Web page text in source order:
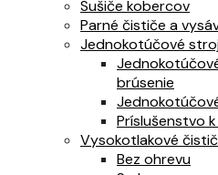
Sušiče kobercov
Parné čističe a
Jednokotúčové
brúsenie
Príslušenstvo
Vysokotlakové
Bez ohrevu